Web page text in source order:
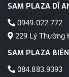
SAM PLAZA DĨ
0949.022.772
229 Lý Thường
SAM PLAZA
084.883.9393